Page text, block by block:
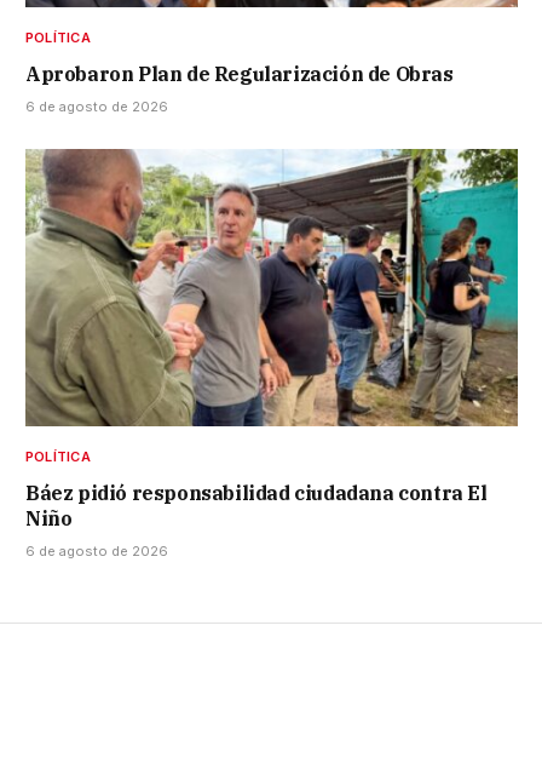
POLÍTICA
Aprobaron Plan de Regularización de Obras
6 de agosto de 2026
POLÍTICA
Báez pidió responsabilidad ciudadana contra El
Niño
6 de agosto de 2026